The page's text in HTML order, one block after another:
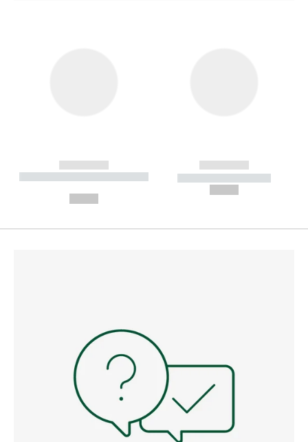
------------
----------- ----------- --------
------------
----------- -----------